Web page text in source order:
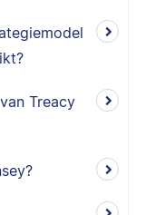
Treacy